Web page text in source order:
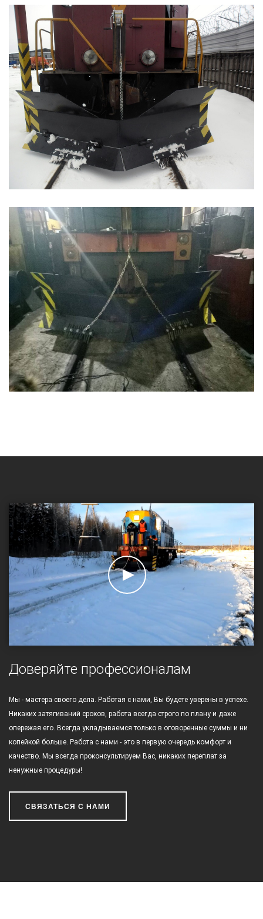
Доверяйте профессионалам
Мы - мастера своего дела. Работая с нами, Вы будете уверены в успехе.
Никаких затягиваний сроков, работа всегда строго по плану и даже
опережая его. Всегда укладываемся только в оговоренные суммы и ни
копейкой больше. Работа с нами - это в первую очередь комфорт и
качество. Мы всегда проконсультируем Вас, никаких переплат за
ненужные процедуры!
СВЯЗАТЬСЯ С НАМИ